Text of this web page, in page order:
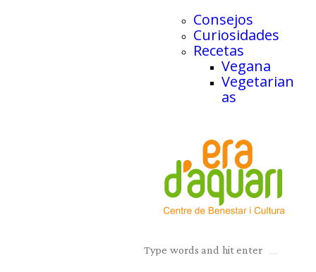
Consejos
Curiosidades
Recetas
Vegana
Vegetarian
as